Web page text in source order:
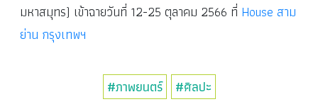
มหาสมุทร) เข้าฉายวันที่ 12-25 ตุลาคม 2566 ที่ House สาม
ย่าน กรุงเทพฯ
#ภาพยนตร์ #ศิลปะ